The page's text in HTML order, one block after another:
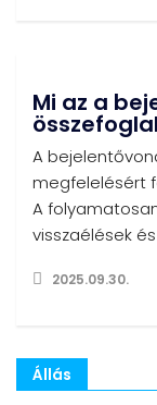
Mi az a
A
megfelelésért
A
visszaélések
2025.09.30.
Állás